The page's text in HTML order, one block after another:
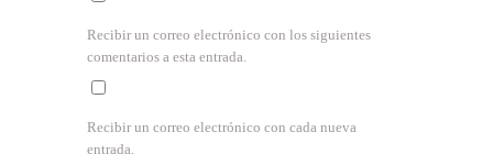
Recibir un correo electrónico con los siguientes
comentarios a esta entrada.
Recibir un correo electrónico con cada nueva
entrada.